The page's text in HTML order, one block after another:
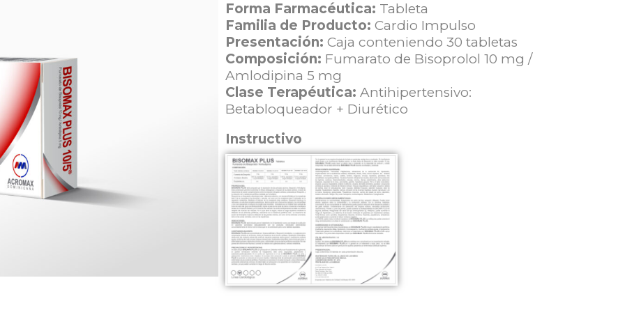
Forma Farmacéutica: Tableta
Familia de Producto: Cardio Impulso
Presentación:Caja conteniendo 30 tabletas
Composición: Fumarato de Bisoprolol 10 mg /
Amlodipina 5 mg
Clase Terapéutica: Antihipertensivo:
Betabloqueador + Diurético
Instructivo